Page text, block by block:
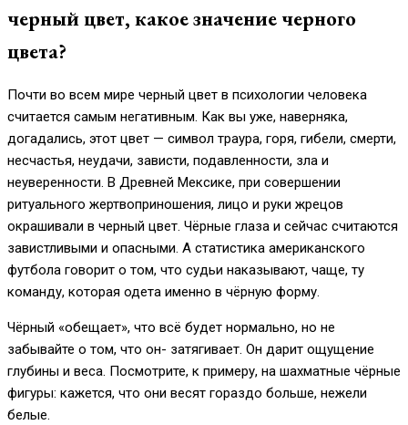
черный цвет, какое значение черного
цвета?
Почти во всем мире черный цвет в психологии человека
считается самым негативным. Как вы уже, наверняка,
догадались, этот цвет — символ траура, горя, гибели, смерти,
несчастья, неудачи, зависти, подавленности, зла и
неуверенности. В Древней Мексике, при совершении
ритуального жертвоприношения, лицо и руки жрецов
окрашивали в черный цвет. Чёрные глаза и сейчас считаются
завистливыми и опасными. А статистика американского
футбола говорит о том, что судьи наказывают, чаще, ту
команду, которая одета именно в чёрную форму.
Чёрный «обещает», что всё будет нормально, но не
забывайте о том, что он- затягивает. Он дарит ощущение
глубины и веса. Посмотрите, к примеру, на шахматные чёрные
фигуры: кажется, что они весят гораздо больше, нежели
белые.